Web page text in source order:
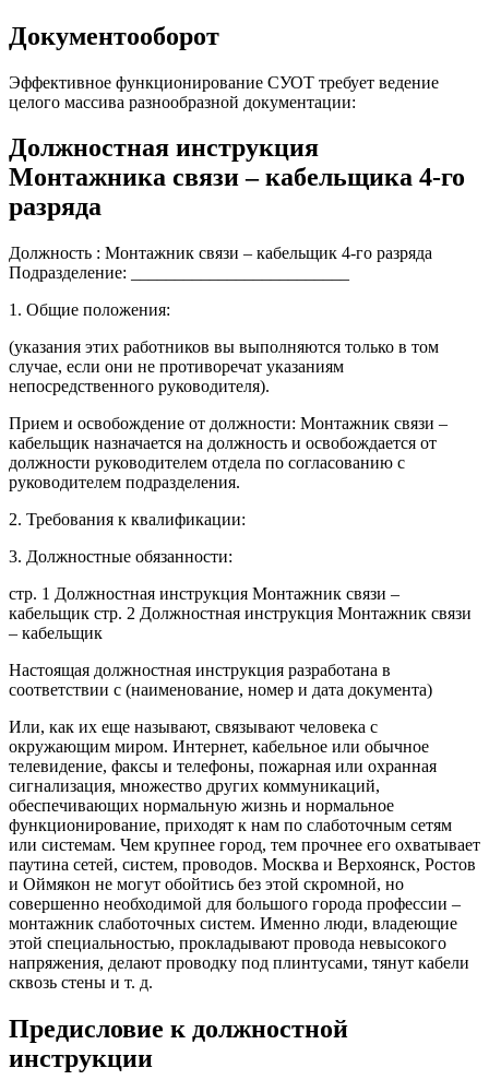
Документооборот
Эффективное функционирование СУОТ требует ведение
целого массива разнообразной документации:
Должностная инструкция
Монтажника связи – кабельщика 4-го
разряда
Должность : Монтажник связи – кабельщик 4-го разряда
Подразделение: _________________________
1. Общие положения:
(указания этих работников вы выполняются только в том
случае, если они не противоречат указаниям
непосредственного руководителя).
Прием и освобождение от должности: Монтажник связи –
кабельщик назначается на должность и освобождается от
должности руководителем отдела по согласованию с
руководителем подразделения.
2. Требования к квалификации:
3. Должностные обязанности:
стр. 1 Должностная инструкция Монтажник связи –
кабельщик стр. 2 Должностная инструкция Монтажник связи
– кабельщик
Настоящая должностная инструкция разработана в
соответствии с (наименование, номер и дата документа)
Или, как их еще называют, связывают человека с
окружающим миром. Интернет, кабельное или обычное
телевидение, факсы и телефоны, пожарная или охранная
сигнализация, множество других коммуникаций,
обеспечивающих нормальную жизнь и нормальное
функционирование, приходят к нам по слаботочным сетям
или системам. Чем крупнее город, тем прочнее его охватывает
паутина сетей, систем, проводов. Москва и Верхоянск, Ростов
и Оймякон не могут обойтись без этой скромной, но
совершенно необходимой для большого города профессии –
монтажник слаботочных систем. Именно люди, владеющие
этой специальностью, прокладывают провода невысокого
напряжения, делают проводку под плинтусами, тянут кабели
сквозь стены и т. д.
Предисловие к должностной
инструкции